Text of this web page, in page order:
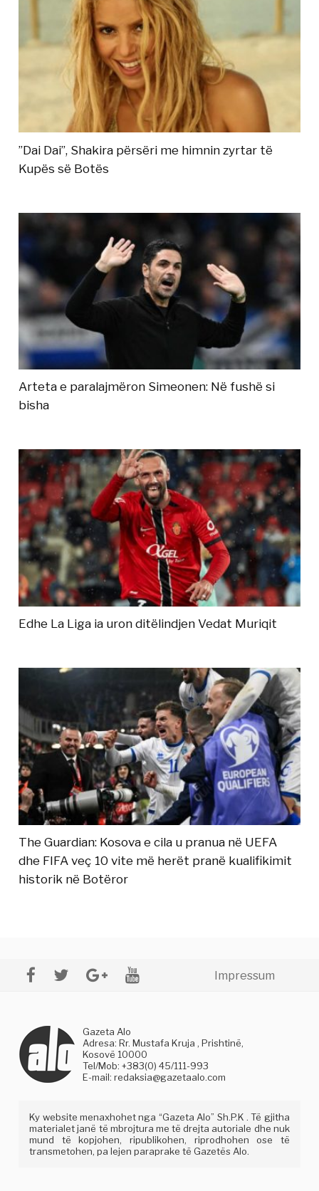
”Dai Dai”, Shakira përsëri me himnin zyrtar të
Kupës së Botës
Arteta e paralajmëron Simeonen: Në fushë si
bisha
Edhe La Liga ia uron ditëlindjen Vedat Muriqit
The Guardian: Kosova e cila u pranua në UEFA
dhe FIFA veç 10 vite më herët pranë kualifikimit
historik në Botëror
Impressum
Gazeta Alo
Adresa: Rr. Mustafa Kruja , Prishtinë,
Kosovë 10000
Tel/Mob: +383(0) 45/111-993
E-mail:redaksia@gazetaalo.com
Ky website menaxhohet nga “Gazeta Alo” Sh.P.K . Të gjitha
materialet janë të mbrojtura me të drejta autoriale dhe nuk
mund të kopjohen, ripublikohen, riprodhohen ose të
transmetohen, pa lejen paraprake të Gazetës Alo.